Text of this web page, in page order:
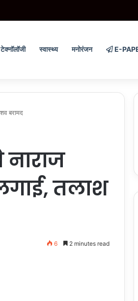
मारपीट, परिचालक घायल, 2 आरोपी गिरफ्तार
टेक्नॉलॉजी स्वास्थ्य मनोरंजन E-
बरामद
तलाश
6 2 minutes read